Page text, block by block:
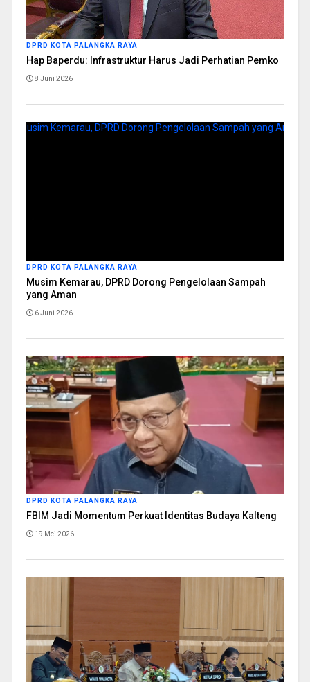
DPRD KOTA PALANGKA RAYA
Hap Baperdu: Infrastruktur Harus Jadi Perhatian Pemko
8 Juni 2026
DPRD KOTA PALANGKA RAYA
Musim Kemarau, DPRD Dorong Pengelolaan Sampah
yang Aman
6 Juni 2026
DPRD KOTA PALANGKA RAYA
FBIM Jadi Momentum Perkuat Identitas Budaya Kalteng
19 Mei 2026